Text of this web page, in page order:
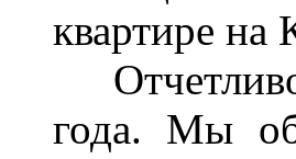
квартире на
года. Мы